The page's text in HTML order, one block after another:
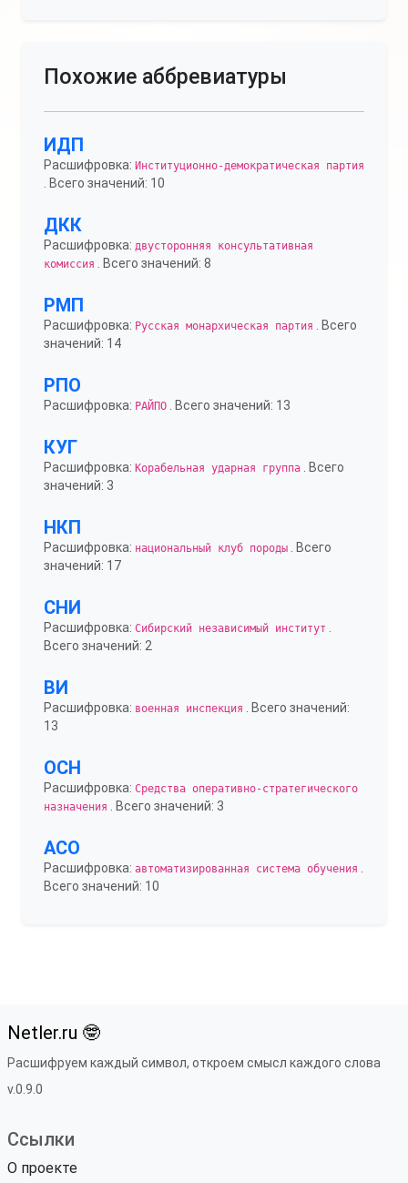
Похожие аббревиатуры
ИДП
Расшифровка: Институционно-демократическая партия
. Всего значений: 10
ДКК
Расшифровка: двусторонняя консультативная
комиссия
. Всего значений: 8
РМП
Расшифровка: Русская монархическая партия
. Всего
значений: 14
РПО
Расшифровка: РАЙПО . Всего значений: 13
КУГ
Расшифровка: Корабельная ударная группа . Всего
значений: 3
НКП
Расшифровка: национальный клуб породы . Всего
значений: 17
СНИ
Расшифровка: Сибирский независимый институт
Всего значений: 2
ВИ
Расшифровка: военная инспекция
. Всего значений:
13
ОСН
Расшифровка: Средства оперативно-стратегического
назначения
. Всего значений: 3
АСО
Расшифровка: автоматизированная система обучения
Всего значений: 10
Netler.ru 🤓
Расшифруем каждый символ, откроем смысл каждого слова
v.0.9.0
Ссылки
О проекте